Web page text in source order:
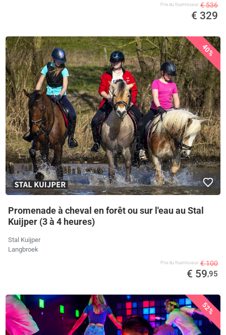
Prix ​​du fournisseur € 536
€ 329
40%
Promenade à cheval en forêt ou sur l'eau au Stal
Kuijper (3 à 4 heures)
Stal Kuijper
Langbroek
Prix ​​du fournisseur € 100
€ 59,95
52%